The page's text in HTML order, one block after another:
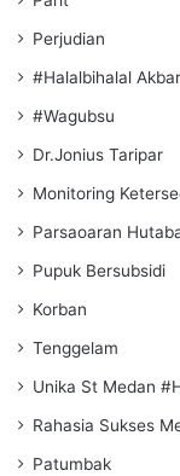
Perjudian
#Halalbihalal
#Wagubsu
Dr.Jonius Taripar
Monitoring
Parsaoaran
Pupuk Bersubsidi
Korban
Tenggelam
Unika St Medan
Rahasia Sukses
Patumbak